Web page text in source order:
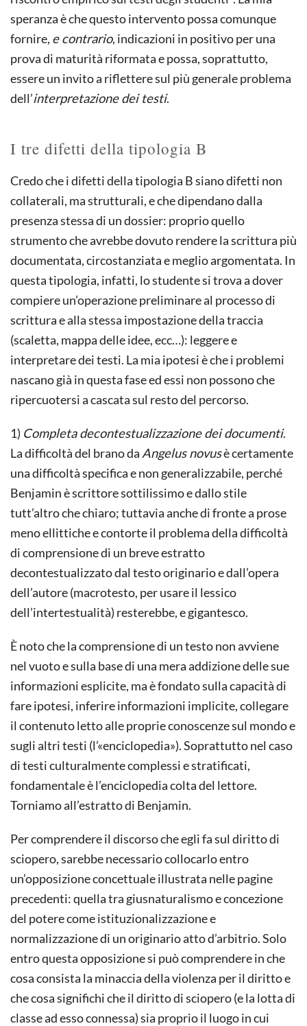
speranza è che questo intervento possa comunque
fornire, e contrario, indicazioni in positivo per una
prova di maturità riformata e possa, soprattutto,
essere un invito a riflettere sul più generale problema
dell’interpretazione dei testi.
I tre difetti della tipologia B
Credo che i difetti della tipologia B siano difetti non
collaterali, ma strutturali, e che dipendano dalla
presenza stessa di un dossier: proprio quello
strumento che avrebbe dovuto rendere la scrittura più
documentata, circostanziata e meglio argomentata. In
questa tipologia, infatti, lo studente si trova a dover
compiere un’operazione preliminare al processo di
scrittura e alla stessa impostazione della traccia
(scaletta, mappa delle idee, ecc…): leggere e
interpretare dei testi. La mia ipotesi è che i problemi
nascano già in questa fase ed essi non possono che
ripercuotersi a cascata sul resto del percorso.
1) Completa decontestualizzazione dei documenti.
La difficoltà del brano da Angelus novusè certamente
una difficoltà specifica e non generalizzabile, perché
Benjamin è scrittore sottilissimo e dallo stile
tutt’altro che chiaro; tuttavia anche di fronte a prose
meno ellittiche e contorte il problema della difficoltà
di comprensione di un breve estratto
decontestualizzato dal testo originario e dall’opera
dell’autore (macrotesto, per usare il lessico
dell’intertestualità) resterebbe, e gigantesco.
È noto che la comprensione di un testo non avviene
nel vuoto e sulla base di una mera addizione delle sue
informazioni esplicite, ma è fondato sulla capacità di
fare ipotesi, inferire informazioni implicite, collegare
il contenuto letto alle proprie conoscenze sul mondo e
sugli altri testi (l’«enciclopedia»). Soprattutto nel caso
di testi culturalmente complessi e stratificati,
fondamentale è l’enciclopedia colta del lettore.
Torniamo all’estratto di Benjamin.
Per comprendere il discorso che egli fa sul diritto di
sciopero, sarebbe necessario collocarlo entro
un’opposizione concettuale illustrata nelle pagine
precedenti: quella tra giusnaturalismo e concezione
del potere come istituzionalizzazione e
normalizzazione di un originario atto d’arbitrio. Solo
entro questa opposizione si può comprendere in che
cosa consista la minaccia della violenza per il diritto e
che cosa significhi che il diritto di sciopero (e la lotta di
classe ad esso connessa) sia proprio il luogo in cui